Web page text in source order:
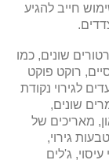
חייב להגיע
שונים, כמו
רוקט פוקט
לגירוי נקודת
שונים,
מאריכים של
גירוי,
ג'לים